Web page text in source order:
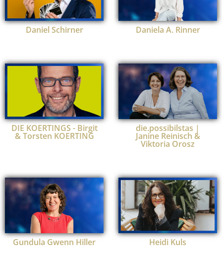
Daniel Schirner Daniela A. Rinner
DIE KOERTINGS - Birgit
& Torsten KOERTING
die.possibilstas |
Janine Reinisch &
Viktoria Orosz
Gundula Gwenn Hiller Heidi Kuls